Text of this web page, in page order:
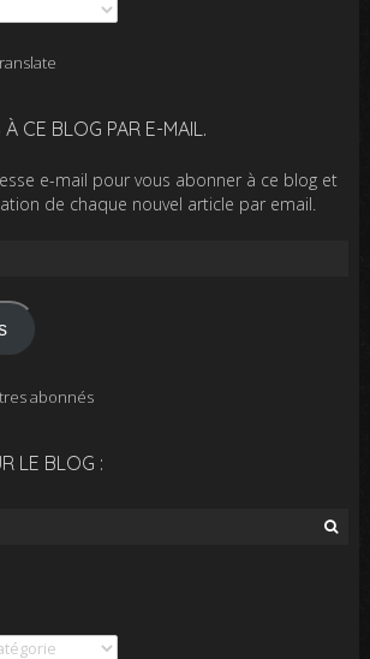
CE BLOG PAR E-MAIL.
e-mail pour vous abonner à ce blog et
de chaque nouvel article par email.
abonnés
LE BLOG :